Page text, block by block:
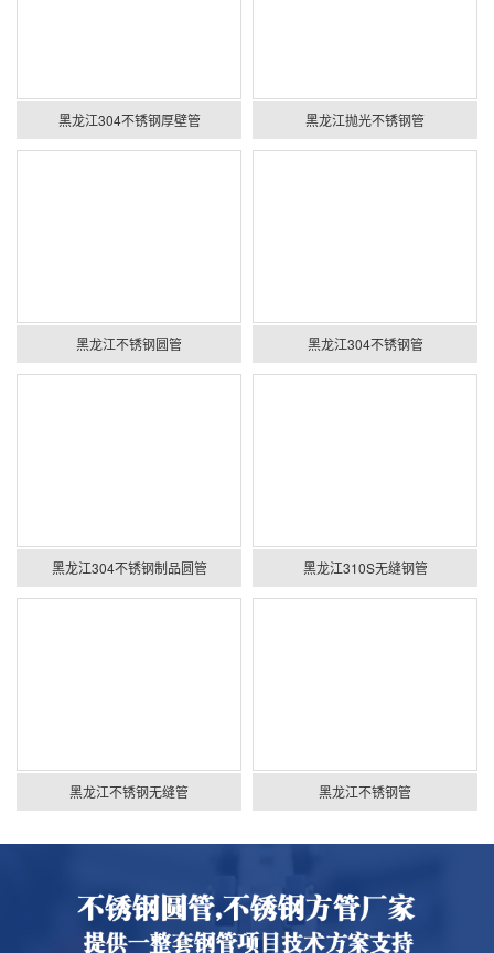
黑龙江304不锈钢厚壁管 黑龙江抛光不锈钢管
黑龙江不锈钢圆管 黑龙江304不锈钢管
黑龙江304不锈钢制品圆管 黑龙江310S无缝钢管
黑龙江不锈钢无缝管 黑龙江不锈钢管